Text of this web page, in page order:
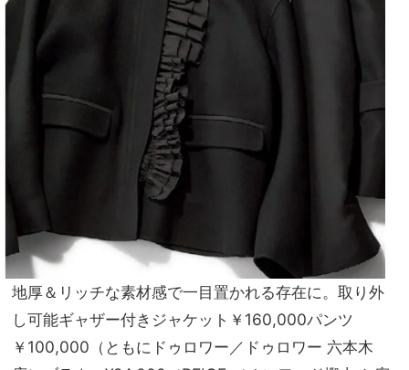
地厚＆リッチな素材感で一目置かれる存在に。取り外
し可能ギャザー付きジャケット￥160,000パンツ
￥100,000（ともにドゥロワー／ドゥロワー 六本木